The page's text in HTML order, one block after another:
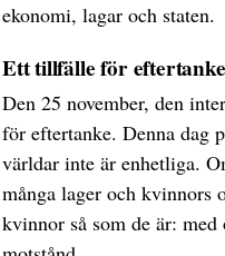
ekonomi, lagar och staten.
Ett tillfälle för eftertanke
Den 25 november, den
för eftertanke. Denna dag
världar inte är enhetliga.
många lager och kvinnors
kvinnor så som de är: